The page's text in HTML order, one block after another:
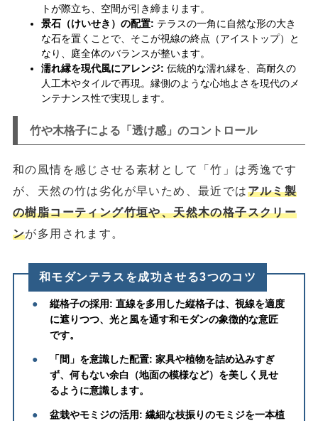
トが際立ち、空間が引き締まります。
景石（けいせき）の配置: テラスの一角に自然な形の大き
な石を置くことで、そこが視線の終点（アイストップ）と
なり、庭全体のバランスが整います。
濡れ縁を現代風にアレンジ: 伝統的な濡れ縁を、高耐久の
人工木やタイルで再現。縁側のような心地よさを現代のメ
ンテナンス性で実現します。
竹や木格子による「透け感」のコントロール
和の風情を感じさせる素材として「竹」は秀逸です
が、天然の竹は劣化が早いため、最近ではアルミ製
の樹脂コーティング竹垣や、天然木の格子スクリー
ンが多用されます。
和モダンテラスを成功させる3つのコツ
● 縦格子の採用: 直線を多用した縦格子は、視線を適度
に遮りつつ、光と風を通す和モダンの象徴的な意匠
です。
● 「間」を意識した配置: 家具や植物を詰め込みすぎ
ず、何もない余白（地面の模様など）を美しく見せ
るように意識します。
● 盆栽やモミジの活用: 繊細な枝振りのモミジを一本植